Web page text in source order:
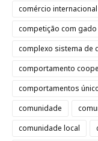
comércio
competição com
complexo sistema de
comportamento
comportamentos
comunidade
comunidade local